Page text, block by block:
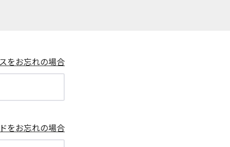
をお忘れの場合
をお忘れの場合